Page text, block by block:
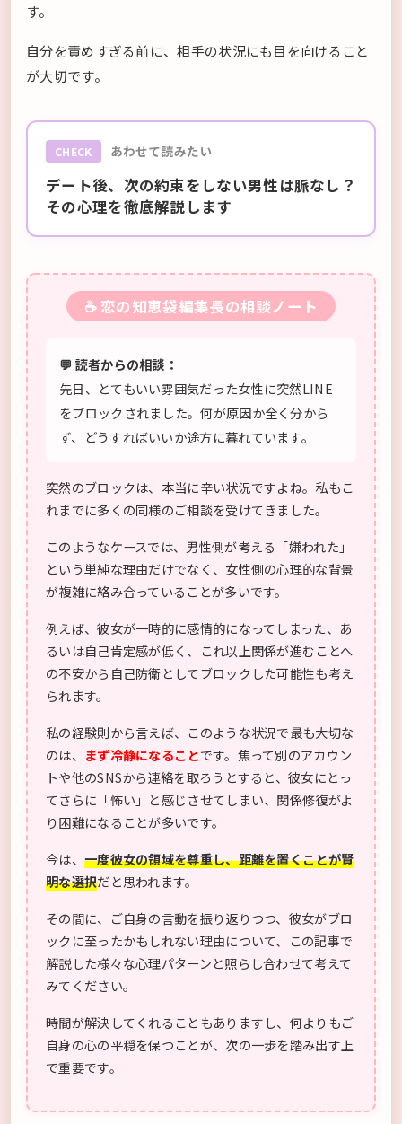
す。
自分を責めすぎる前に、相手の状況にも目を向けること
が大切です。
CHECK あわせて読みたい
デート後、次の約束をしない男性は脈なし？
その心理を徹底解説します
☕ 恋の知恵袋編集長の相談ノート
💬 読者からの相談：
先日、とてもいい雰囲気だった女性に突然LINE
をブロックされました。何が原因か全く分から
ず、どうすればいいか途方に暮れています。
突然のブロックは、本当に辛い状況ですよね。私もこ
れまでに多くの同様のご相談を受けてきました。
このようなケースでは、男性側が考える「嫌われた」
という単純な理由だけでなく、女性側の心理的な背景
が複雑に絡み合っていることが多いです。
例えば、彼女が一時的に感情的になってしまった、あ
るいは自己肯定感が低く、これ以上関係が進むことへ
の不安から自己防衛としてブロックした可能性も考え
られます。
私の経験則から言えば、このような状況で最も大切な
のは、 まず冷静になることです。焦って別のアカウン
トや他のSNSから連絡を取ろうとすると、彼女にとっ
てさらに「怖い」と感じさせてしまい、関係修復がよ
り困難になることが多いです。
今は、 一度彼女の領域を尊重し、距離を置くことが賢
明な選択だと思われます。
その間に、ご自身の言動を振り返りつつ、彼女がブロ
ックに至ったかもしれない理由について、この記事で
解説した様々な心理パターンと照らし合わせて考えて
みてください。
時間が解決してくれることもありますし、何よりもご
自身の心の平穏を保つことが、次の一歩を踏み出す上
で重要です。